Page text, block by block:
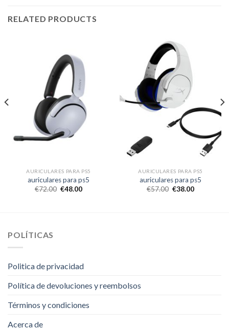
RELATED PRODUCTS
AURICULARES PARA PS5
auriculares para ps5
€72.00 €48.00
AURICULARES PARA PS5
auriculares para ps5
€57.00 €38.00
POLÍTICAS
Politica de privacidad
Política de devoluciones y reembolsos
Términos y condiciones
Acerca de